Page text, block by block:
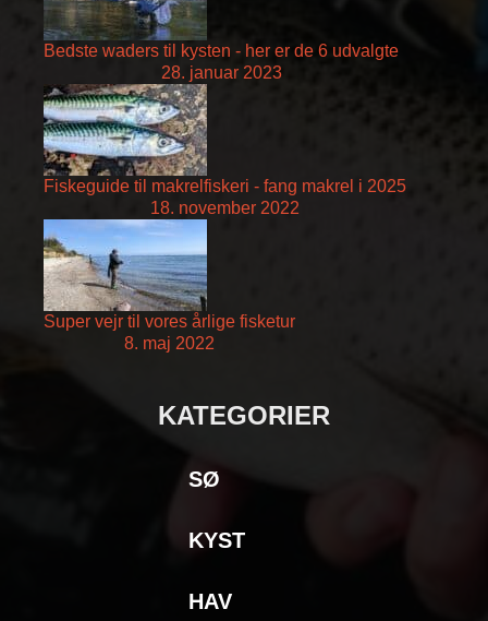
Bedste waders til kysten - her er de 6 udvalgte
28. januar 2023
Fiskeguide til makrelfiskeri - fang makrel i 2025
18. november 2022
Super vejr til vores årlige fisketur
8. maj 2022
KATEGORIER
SØ
KYST
HAV